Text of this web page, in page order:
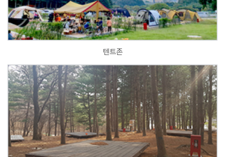
텐트존